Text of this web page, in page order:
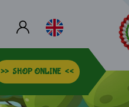
>> SHOP ONLINE <<